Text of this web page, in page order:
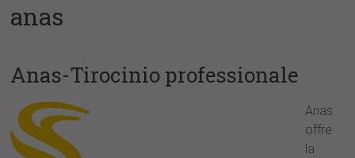
anas
Anas-Tirocinio professionale
Anas
offre
la